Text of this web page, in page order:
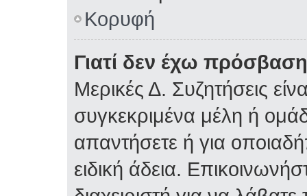
Κορυφή
Γιατί δεν έχω
Μερικές Δ. Συζητήσεις
συγκεκριμένα μέλη ή
απαντήσετε ή για
ειδική άδεια.